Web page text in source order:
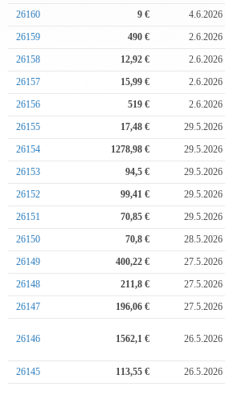
26160
9 € 4.6.2026
26159
490 € 2.6.2026
26158
12,92 € 2.6.2026
26157
15,99 € 2.6.2026
26156
519 € 2.6.2026
26155
17,48 € 29.5.2026
26154
1278,98 € 29.5.2026
26153
94,5 € 29.5.2026
26152
99,41 € 29.5.2026
26151
70,85 € 29.5.2026
26150
70,8 € 28.5.2026
26149
400,22 € 27.5.2026
26148
211,8 € 27.5.2026
26147
196,06 € 27.5.2026
26146 1562,1 € 26.5.2026
26145 113,55 € 26.5.2026